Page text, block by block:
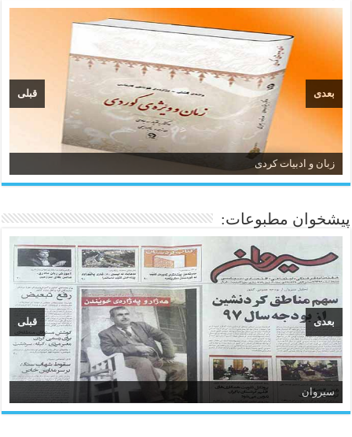
زبان و ادبیات کردی
قبلی بعدی
پیشخوان مطبوعات:
سیروان
قبلی بعدی